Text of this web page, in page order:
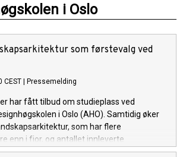
i Oslo
som førstevalg ved
CEST Pressemelding
har fått tilbud om studieplass ved
i Oslo (AHO). Samtidig øker
som har flere
enn i fjor, og antallet innleverte
at AHO fortsatt tiltrekker seg sterkt